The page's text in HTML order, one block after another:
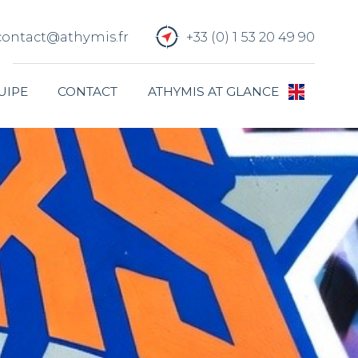
+33 (0) 1 53 20 49 90
CONTACT ATHYMIS AT GLANCE